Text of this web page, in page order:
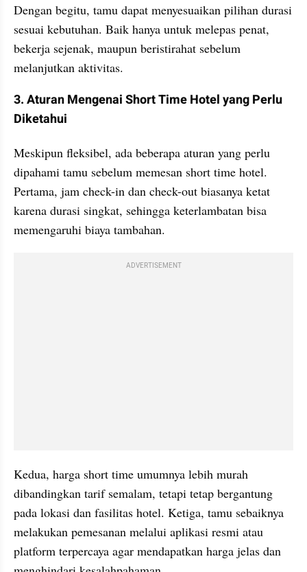
Dengan begitu, tamu dapat menyesuaikan pilihan durasi
sesuai kebutuhan. Baik hanya untuk melepas penat,
bekerja sejenak, maupun beristirahat sebelum
melanjutkan aktivitas.
3. Aturan Mengenai Short Time Hotel yang Perlu
Diketahui
Meskipun fleksibel, ada beberapa aturan yang perlu
dipahami tamu sebelum memesan short time hotel.
Pertama, jam check-in dan check-out biasanya ketat
karena durasi singkat, sehingga keterlambatan bisa
memengaruhi biaya tambahan.
ADVERTISEMENT
Kedua, harga short time umumnya lebih murah
dibandingkan tarif semalam, tetapi tetap bergantung
pada lokasi dan fasilitas hotel. Ketiga, tamu sebaiknya
melakukan pemesanan melalui aplikasi resmi atau
platform terpercaya agar mendapatkan harga jelas dan